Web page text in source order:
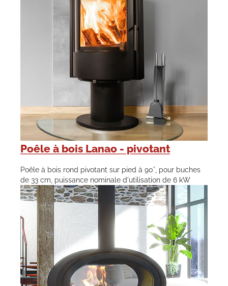
Poêle à bois Lanao - pivotant
Poêle à bois rond pivotant sur pied à 90°, pour buches
de 33 cm, puissance nominale d'utilisation de 6 kW